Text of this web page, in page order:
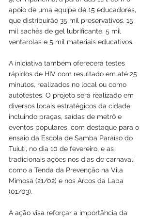
apoio de uma equipe de 15 educadores,
que distribuirão 35 mil preservativos, 15
mil sachês de gel lubrificante, 5 mil
ventarolas e 5 mil materiais educativos.
A iniciativa também oferecerá testes
rápidos de HIV com resultado em até 25
minutos, realizados no local ou como
autotestes. O projeto será realizado em
diversos locais estratégicos da cidade,
incluindo praças, saídas de metrô e
eventos populares, com destaque para o
ensaio da Escola de Samba Paraíso do
Tuiuti, no dia 10 de fevereiro, e as
tradicionais ações nos dias de carnaval,
como a Tenda da Prevenção na Vila
Mimosa (21/02) e nos Arcos da Lapa
(01/03).
A ação visa reforçar a importância da